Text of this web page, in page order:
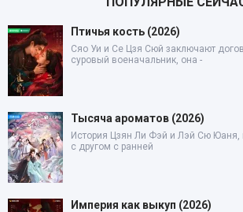
Птичья кость (2026)
Сяо Уи и Се Цзя Сюй заключают
суровый военачальник, она -
Тысяча ароматов (2026)
История Цзян Ли Фэй и Лэй Сю Юаня,
с другом с ранней
Империя как выкуп (2026)